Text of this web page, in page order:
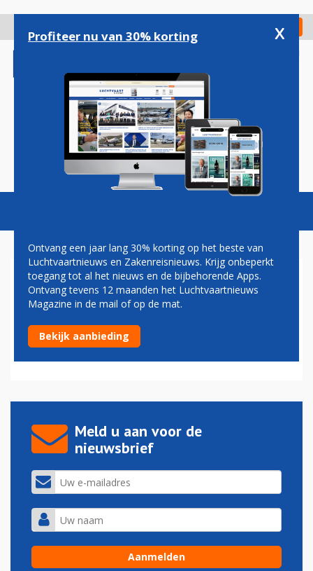
gaan
Check in
Magazine Podcasts Vacatures
SCHULDIG
Boeing pleit schuldig aan fraude
08-07-2024 - 07:50
Meld u aan voor de
nieuwsbrief
Profiteer nu van 30% korting x
Ontvang een jaar lang 30% korting op het beste van
Luchtvaartnieuws en Zakenreisnieuws. Krijg onbeperkt
toegang tot al het nieuws en de bijbehorende Apps.
Ontvang tevens 12 maanden het Luchtvaartnieuws
Magazine in de mail of op de mat.
Bekijk aanbieding